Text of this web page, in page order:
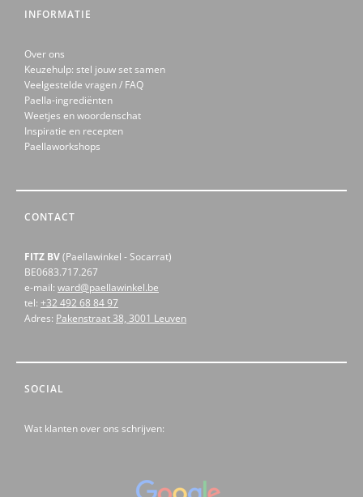
INFORMATIE
Over ons
Keuzehulp: stel jouw set samen
Veelgestelde vragen / FAQ
Paella-ingrediënten
Weetjes en woordenschat
Inspiratie en recepten
Paellaworkshops
CONTACT
FITZ BV(Paellawinkel - Socarrat)
BE0683.717.267
e-mail: ward@paellawinkel.be
tel: +32 492 68 84 97
Adres: Pakenstraat 38, 3001 Leuven
SOCIAL
Wat klanten over ons schrijven: